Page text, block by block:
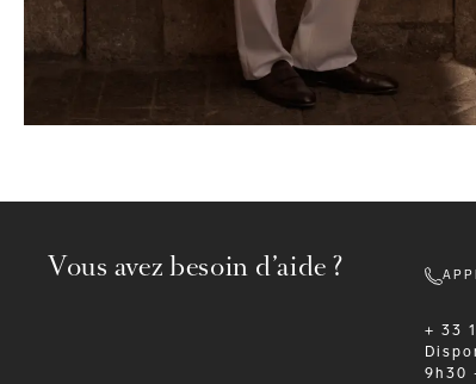
Vous avez besoin d’aide ?
+ 33
9h30